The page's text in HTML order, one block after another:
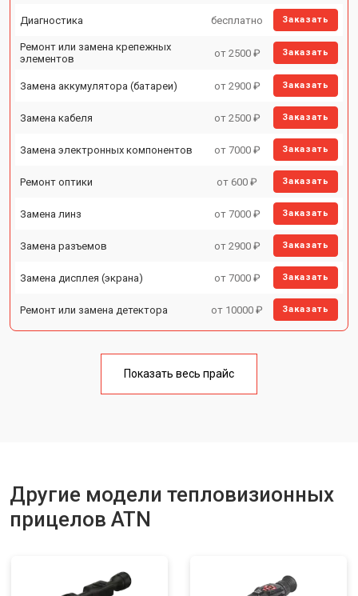
Диагностика бесплатно Заказать
Ремонт или замена крепежных
элементов
от 2500 ₽ Заказать
Замена аккумулятора (батареи) от 2900 ₽ Заказать
Замена кабеля от 2500 ₽ Заказать
Замена электронных компонентов от 7000 ₽ Заказать
Ремонт оптики от 600 ₽ Заказать
Замена линз от 7000 ₽ Заказать
Замена разъемов от 2900 ₽ Заказать
Замена дисплея (экрана) от 7000 ₽ Заказать
Ремонт или замена детектора от 10000 ₽ Заказать
Показать весь прайс
Другие модели тепловизионных
прицелов ATN